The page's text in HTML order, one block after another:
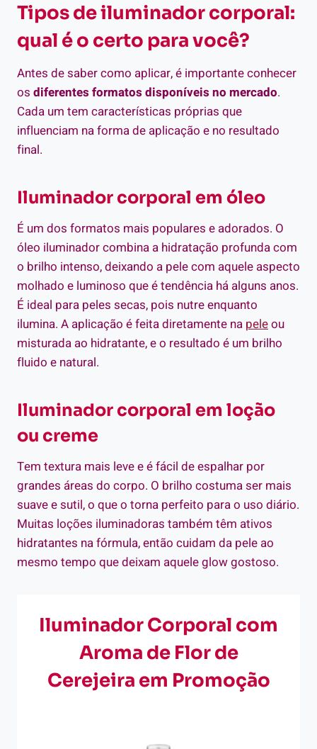
Tipos de iluminador corporal:
qual é o certo para você?
Antes de saber como aplicar, é importante conhecer
os diferentes formatos disponíveis no mercado.
Cada um tem características próprias que
influenciam na forma de aplicação e no resultado
final.
Iluminador corporal em óleo
É um dos formatos mais populares e adorados. O
óleo iluminador combina a hidratação profunda com
o brilho intenso, deixando a pele com aquele aspecto
molhado e luminoso que é tendência há alguns anos.
É ideal para peles secas, pois nutre enquanto
ilumina. A aplicação é feita diretamente na peleou
misturada ao hidratante, e o resultado é um brilho
fluido e natural.
Iluminador corporal em loção
ou creme
Tem textura mais leve e é fácil de espalhar por
grandes áreas do corpo. O brilho costuma ser mais
suave e sutil, o que o torna perfeito para o uso diário.
Muitas loções iluminadoras também têm ativos
hidratantes na fórmula, então cuidam da pele ao
mesmo tempo que deixam aquele glow gostoso.
Iluminador Corporal com
Aroma de Flor de
Cerejeira em Promoção